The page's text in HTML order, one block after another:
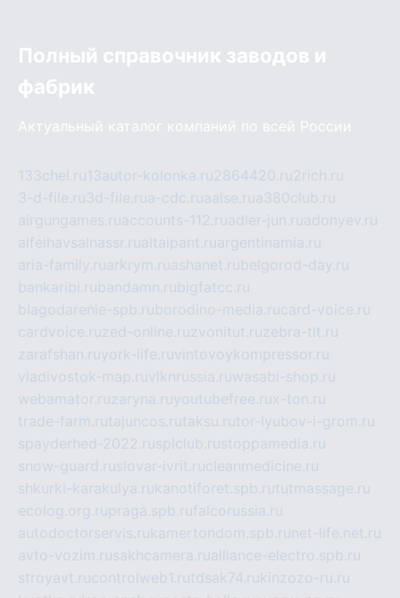
Полный справочник заводов и
фабрик
Актуальный каталог компаний по всей России
133chel.ru13autor-kolonka.ru2864420.ru2rich.ru
3-d-file.ru3d-file.rua-cdc.ruaalse.rua380club.ru
airgungames.ruaccounts-112.ruadler-jun.ruadonyev.ru
alfeihavsalnassr.rualtaipant.ruargentinamia.ru
aria-family.ruarkrym.ruashanet.rubelgorod-day.ru
bankaribi.rubandamn.rubigfatcc.ru
blagodarenie-spb.ruborodino-media.rucard-voice.ru
cardvoice.ruzed-online.ruzvonitut.ruzebra-tlt.ru
zarafshan.ruyork-life.ruvintovoykompressor.ru
vladivostok-map.ruvlknrussia.ruwasabi-shop.ru
webamator.ruzaryna.ruyoutubefree.rux-ton.ru
trade-farm.rutajuncos.rutaksu.rutor-lyubov-i-grom.ru
spayderhed-2022.rusplclub.rustoppamedia.ru
snow-guard.ruslovar-ivrit.rucleanmedicine.ru
shkurki-karakulya.rukanotiforet.spb.rututmassage.ru
ecolog.org.rupraga.spb.rufalcorussia.ru
autodoctorservis.rukamertondom.spb.ru net-life.net.ru
avto-vozim.rusakhcamera.rualliance-electro.spb.ru
stroyavt.rucontrolweb1.rutdsak74.rukinzozo-ru.ru